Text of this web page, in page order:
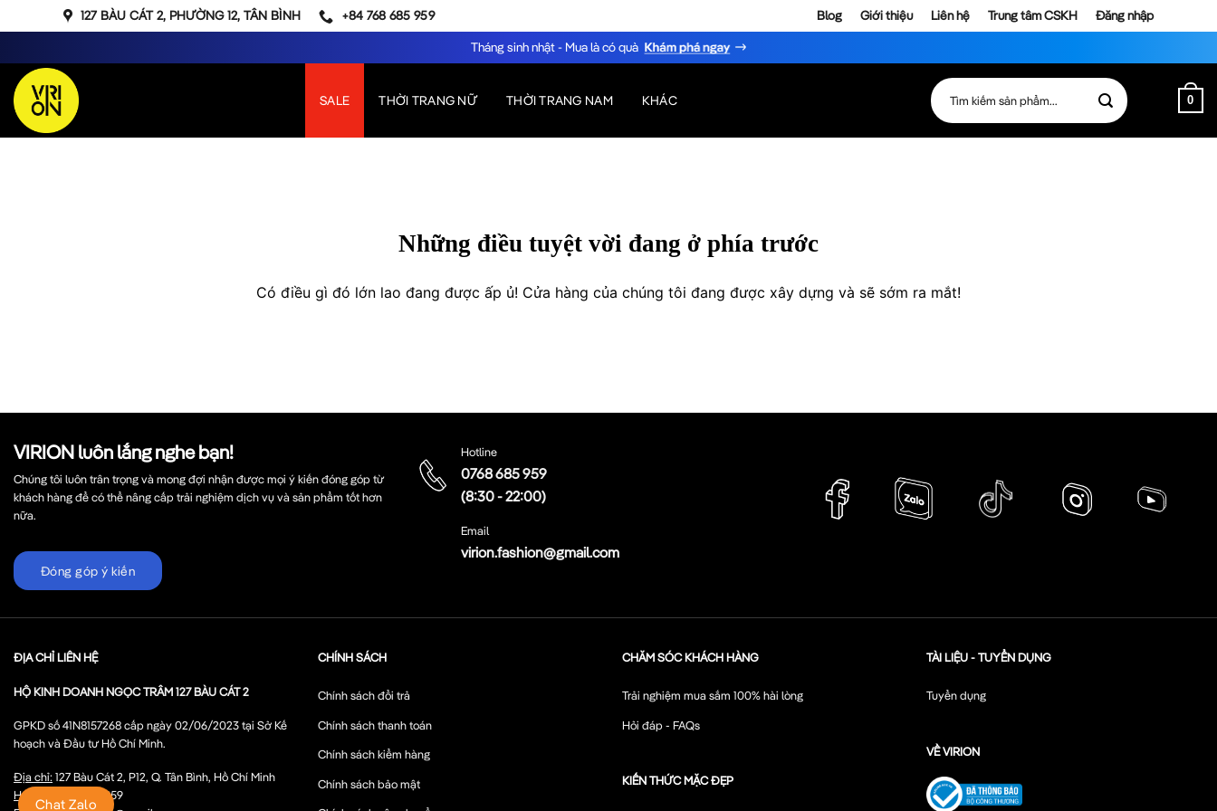
qua
dung
127 BÀU CÁT 2, PHƯỜNG 12, TÂN BÌNH +84 768 685 959 Blog Giới thiệu Liên hệ Trung tâm CSKH
Đăng nhập
Tháng sinh nhật - Mua là có quà
SALE THỜI TRANG NỮ THỜI TRANG NAM KHÁC
Tìm
kiếm:
0
Những điều tuyệt vời đang ở phía trước
Có điều gì đó lớn lao đang được ấp ủ! Cửa hàng của chúng tôi đang được xây dựng và sẽ sớm ra mắt!
VIRION luôn lắng nghe bạn!
Chúng tôi luôn trân trọng và mong đợi nhận được mọi ý kiến đóng góp từ
khách hàng để có thể nâng cấp trải nghiệm dịch vụ và sản phẩm tốt hơn
nữa.
Đóng góp ý kiến
Hotline
0768 685 959
(8:30 - 22:00)
Email
virion.fashion@gmail.com
ĐỊA CHỈ LIÊN HỆ
HỘ KINH DOANH NGỌC TRÂM 127 BÀU CÁT 2
GPKD số 41N8157268 cấp ngày 02/06/2023 tại Sở Kế
hoạch và Đầu tư Hồ Chí Minh.
Địa chỉ:127 Bàu Cát 2, P12, Q. Tân Bình, Hồ Chí Minh
Hotline:
0768 685 959
CHÍNH SÁCH
Chính sách đổi trả
Chính sách thanh toán
Chính sách kiểm hàng
Chính sách bảo mật
CHĂM SÓC KHÁCH HÀNG
Trải nghiệm mua sắm 100% hài lòng
Hỏi đáp - FAQs
KIẾN THỨC MẶC ĐẸP
TÀI LIỆU - TUYỂN DỤNG
Tuyển dụng
VỀ VIRION
Chat Zalo